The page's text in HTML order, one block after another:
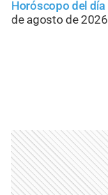
Horóscopo del día
de agosto de 2026